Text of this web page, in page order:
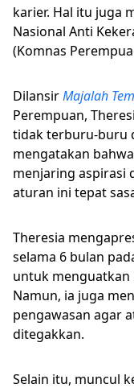
karier. Hal itu juga
Nasional Anti
(Komnas
DilansirMajalah
Perempuan,
tidak terburu-buru
mengatakan
menjaring aspirasi
aturan ini tepat
Theresia
selama 6 bulan
untuk
Namun, ia juga
pengawasan agar
ditegakkan.
Selain itu, muncul